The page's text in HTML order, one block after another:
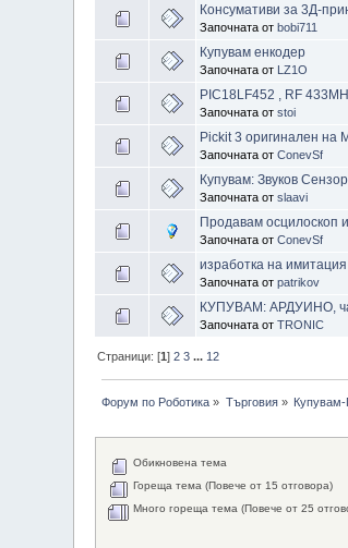
Консумативи за 3Д-
Започната отbobi711
Купувам енкодер
Започната от LZ1O
PIC18LF452 , RF
Започната отstoi
Pickit 3 оригинален на
Започната отConevSf
Купувам: Звуков
Започната отslaavi
Продавам осцилоскоп
Започната отConevSf
изработка на
Започната отpatrikov
КУПУВАМ: АРДУИНО,
Започната отTRONIC
Страници: [1]2 3 ... 12
Форум по Роботика » Търговия»
Обикновена тема
Гореща тема (Повече от 15 отговора)
Много гореща тема (Повече от 25